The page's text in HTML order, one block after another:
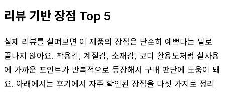
리뷰 기반 장점 Top 5
실제 리뷰를 살펴보면 이 제품의 장점은 단순히 예쁘다는 말로
끝나지 않아요. 착용감, 계절감, 소재감, 코디 활용도처럼 실사용
에 가까운 포인트가 반복적으로 등장해서 구매 판단에 도움이 돼
요. 아래에서는 후기에서 자주 확인된 장점을 다섯 가지로 정리